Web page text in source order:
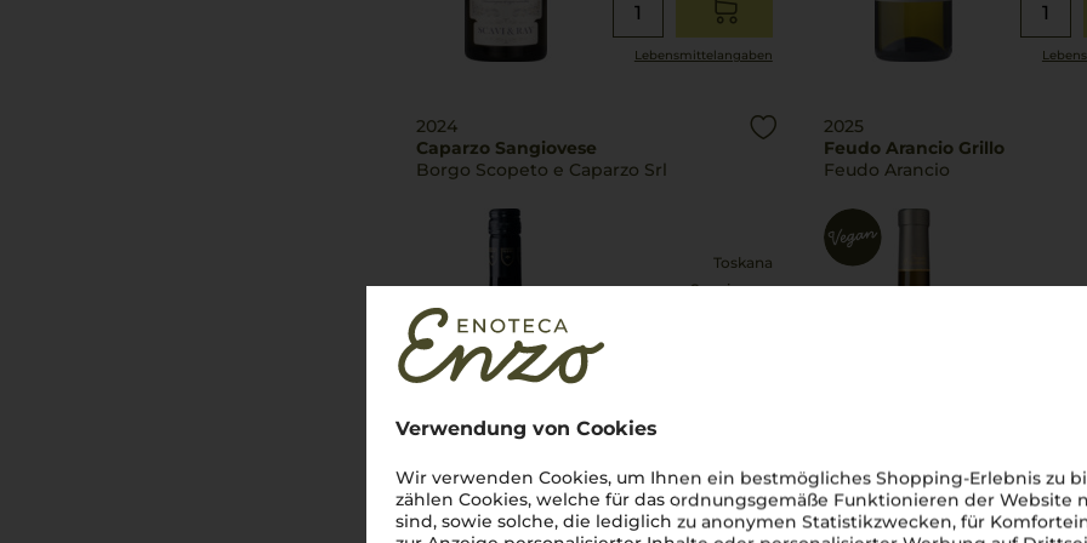
Verwendung von Cookies
Wir verwenden Cookies, um Ihnen ein bestmögliches Shopping-Erlebnis zu
zählen Cookies, welche für das ordnungsgemäße Funktionieren der Website
sind, sowie solche, die lediglich zu anonymen Statistikzwecken, für
Lebensmittel­angaben
2024
Caparzo Sangiovese
Borgo Scopeto e Caparzo Srl
Toskana
Sangiovese
pro Flasche (0.75l),
Lebensmittel­angaben
2025
Feudo Arancio Grillo
Feudo Arancio